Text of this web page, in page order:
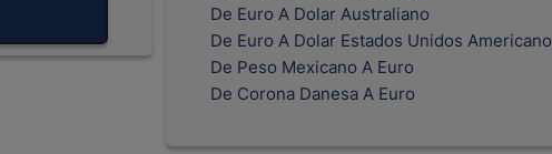
De Euro A Dolar Australiano
De Euro A Dolar Estados Unidos Americano
De Peso Mexicano A Euro
De Corona Danesa A Euro